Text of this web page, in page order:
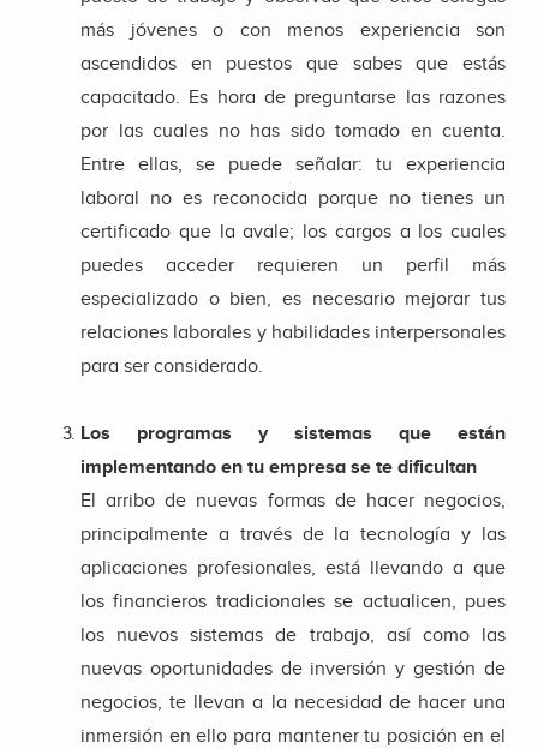
más jóvenes o con menos experiencia son
ascendidos en puestos que sabes que estás
capacitado. Es hora de preguntarse las razones
por las cuales no has sido tomado en cuenta.
Entre ellas, se puede señalar: tu experiencia
laboral no es reconocida porque no tienes un
certificado que la avale; los cargos a los cuales
puedes acceder requieren un perfil más
especializado o bien, es necesario mejorar tus
relaciones laborales y habilidades interpersonales
para ser considerado.
Los programas y sistemas que están
implementando en tu empresa se te dificultan
El arribo de nuevas formas de hacer negocios,
principalmente a través de la tecnología y las
aplicaciones profesionales, está llevando a que
los financieros tradicionales se actualicen, pues
los nuevos sistemas de trabajo, así como las
nuevas oportunidades de inversión y gestión de
negocios, te llevan a la necesidad de hacer una
inmersión en ello para mantener tu posición en el